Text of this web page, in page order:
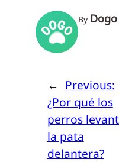
By Dogo
← Previous:
¿Por qué los
perros
la pata
delantera?